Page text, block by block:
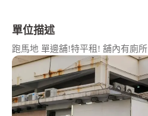
單位描述
跑馬地 單邊舖!特平租! 舖內有廁所